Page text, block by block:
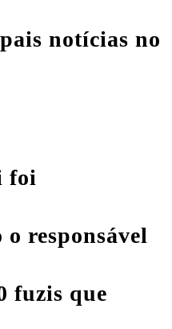
notícias no
foi
responsável
fuzis que